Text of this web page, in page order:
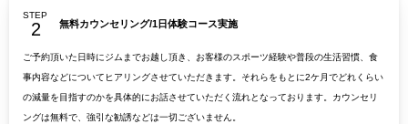
STEP
無料カウンセリング/1日体験コース実施
ご予約頂いた日時にジムまでお越し頂き、お客様のスポーツ経験や普段の生活習慣、食
事内容などについてヒアリングさせていただきます。それらをもとに2ケ月でどれくらい
の減量を目指すのかを具体的にお話させていただく流れとなっております。カウンセリ
ングは無料で、強引な勧誘などは一切ございません。